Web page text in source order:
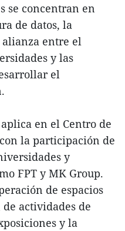
se concentran en
de datos, la
entre el
y las
el
en el Centro de
la participación de
y
FPT y MK Group.
de espacios
actividades de
y la